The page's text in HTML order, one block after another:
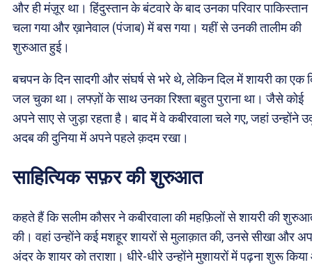
और ही मंज़ूर था। हिंदुस्तान के बंटवारे के बाद उनका परिवार पाकिस्तान
चला गया और ख़ानेवाल (पंजाब) में बस गया। यहीं से उनकी तालीम की
शुरुआत हुई।
बचपन के दिन सादगी और संघर्ष से भरे थे, लेकिन दिल में शायरी का एक
जल चुका था। लफ्ज़ों के साथ उनका रिश्ता बहुत पुराना था। जैसे कोई
अपने साए से जुड़ा रहता है। बाद में वे कबीरवाला चले गए, जहां उन्होंने
अदब की दुनिया में अपने पहले क़दम रखा।
साहित्यिक सफ़र की शुरुआत
कहते हैं कि सलीम कौसर ने कबीरवाला की महफ़िलों से शायरी की
की। वहां उन्होंने कई मशहूर शायरों से मुलाक़ात की, उनसे सीखा और
अंदर के शायर को तराशा। धीरे-धीरे उन्होंने मुशायरों में पढ़ना शुरू